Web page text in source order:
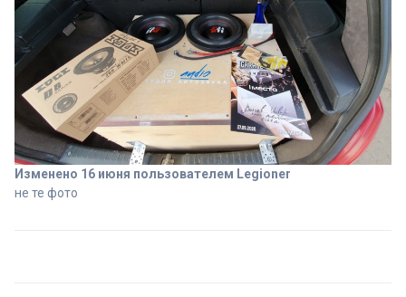
Изменено 16 июня пользователем Legioner
не те фото